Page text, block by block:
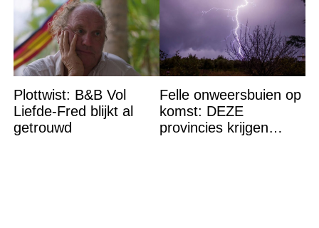
Plottwist: B&B Vol
Liefde-Fred blijkt al
getrouwd
Felle onweersbuien op
komst: DEZE
provincies krijgen